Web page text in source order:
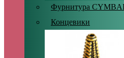
Фурнитура
Концевики